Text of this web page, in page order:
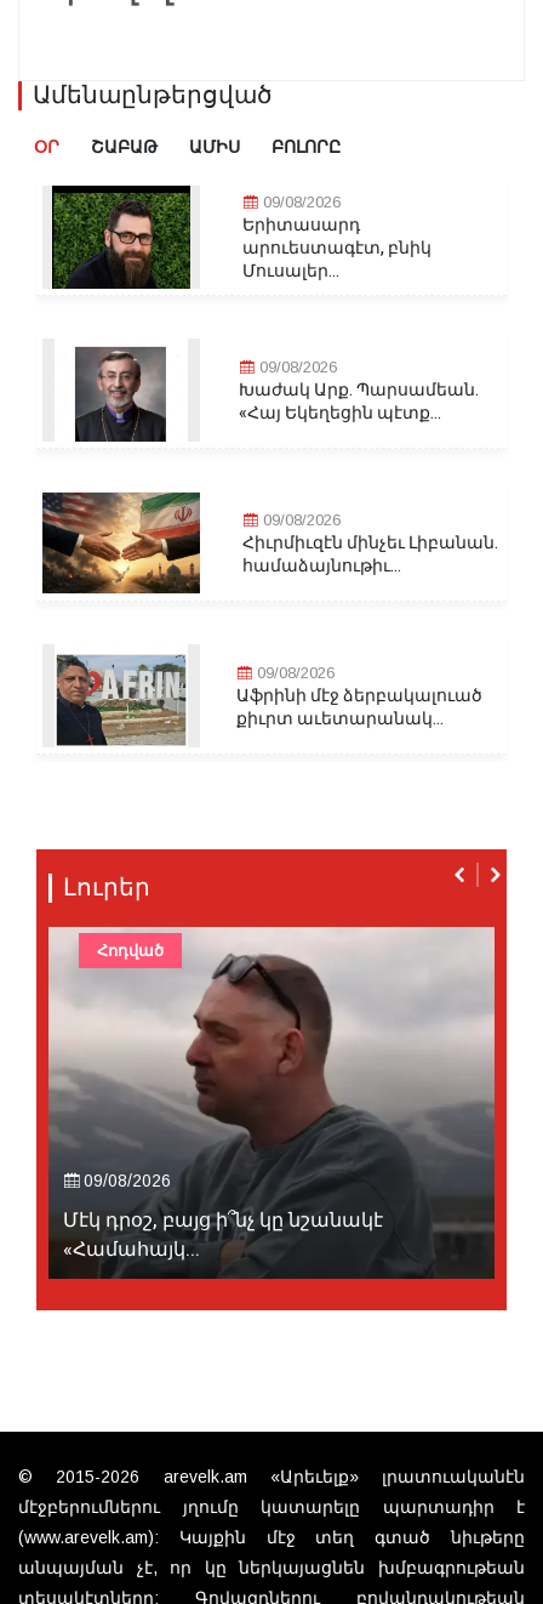
Ամենաընթերցված
ՕՐ ՇԱԲԱԹ ԱՄԻՍ ԲՈԼՈՐԸ
09/08/2026
Երիտասարդ
արուեստագէտ, բնիկ
Մուսալեր...
09/08/2026
Խաժակ Արք. Պարսամեան.
«Հայ Եկեղեցին պէտք...
09/08/2026
Հիւրմիւզէն մինչեւ Լիբանան.
համաձայնութիւ...
09/08/2026
Աֆրինի մէջ ձերբակալուած
քիւրտ աւետարանակ...
Լուրեր
09/08/2026
Մէկ դրօշ, բայց ի՞նչ կը նշանակէ
«Համահայկ...
Հոդված
© 2015-2026 arevelk.am «Արեւելք» լրատուականէն
մէջբերումներու յղումը կատարելը պարտադիր է
(www.arevelk.am): Կայքին մէջ տեղ գտած նիւթերը
անպայման չէ, որ կը ներկայացնեն խմբագրութեան
տեսակէտները: Գովազդներու բովանդակութեան